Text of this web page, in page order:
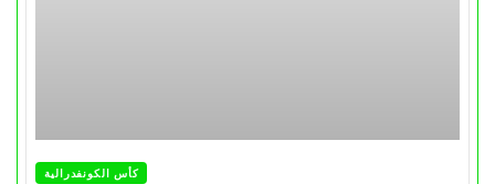
كأس الكونفدرالية